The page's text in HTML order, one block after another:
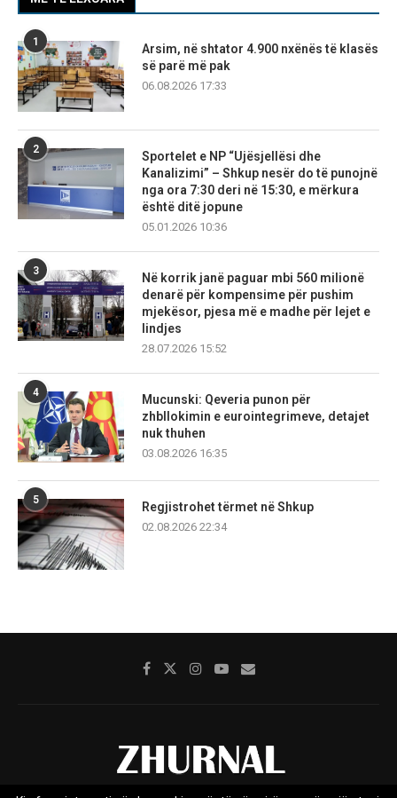
1
Arsim, në shtator 4.900 nxënës të klasës
së parë më pak
06.08.2026 17:33
2
Sportelet e NP “Ujësjellësi dhe
Kanalizimi” – Shkup nesër do të punojnë
nga ora 7:30 deri në 15:30, e mërkura
është ditë jopune
05.01.2026 10:36
3
Në korrik janë paguar mbi 560 milionë
denarë për kompensime për pushim
mjekësor, pjesa më e madhe për lejet e
lindjes
28.07.2026 15:52
4
Mucunski: Qeveria punon për
zhbllokimin e eurointegrimeve, detajet
nuk thuhen
03.08.2026 16:35
5
Regjistrohet tërmet në Shkup
02.08.2026 22:34